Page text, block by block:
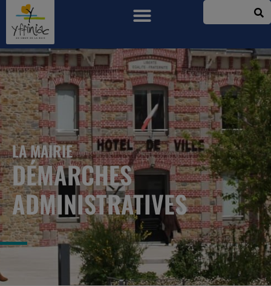
LA MAIRIE
DÉMARCHES
ADMINISTRATIVES